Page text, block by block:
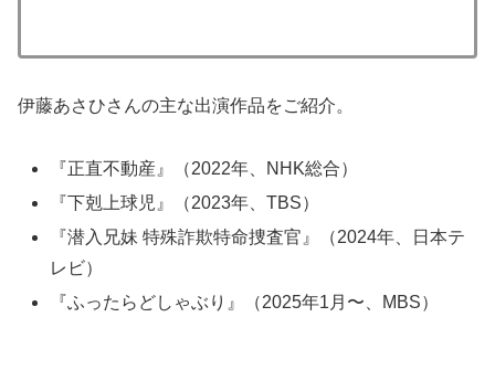
伊藤あさひさんの主な出演作品をご紹介。
『正直不動産』（2022年、NHK総合）
『下剋上球児』（2023年、TBS）
『潜入兄妹 特殊詐欺特命捜査官』（2024年、日本テ
レビ）
『ふったらどしゃぶり』（2025年1月〜、MBS）